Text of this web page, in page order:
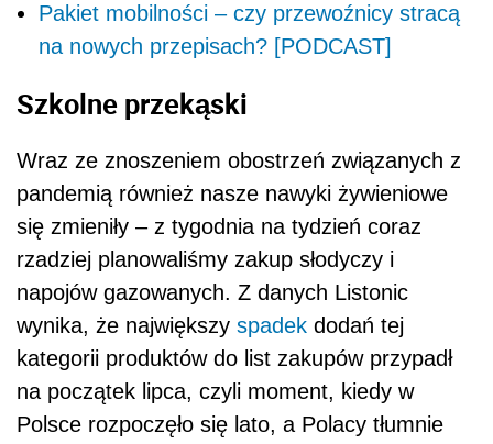
Pakiet mobilności – czy przewoźnicy stracą
na nowych przepisach? [PODCAST]
Szkolne przekąski
Wraz ze znoszeniem obostrzeń związanych z
pandemią również nasze nawyki żywieniowe
się zmieniły – z tygodnia na tydzień coraz
rzadziej planowaliśmy zakup słodyczy i
napojów gazowanych. Z danych Listonic
wynika, że największy spadek dodań tej
kategorii produktów do list zakupów przypadł
na początek lipca, czyli moment, kiedy w
Polsce rozpoczęło się lato, a Polacy tłumnie